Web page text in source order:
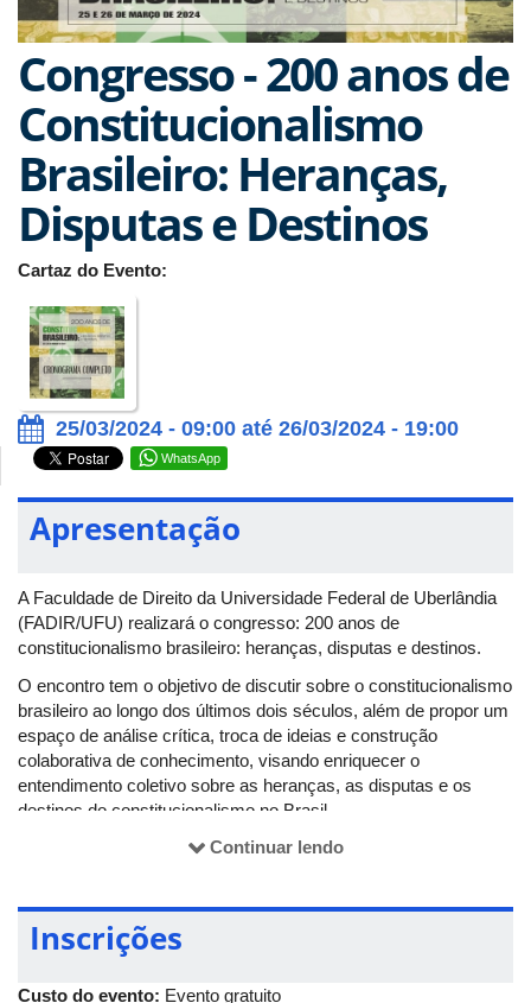
Congresso - 200 anos de
Constitucionalismo
Brasileiro: Heranças,
Disputas e Destinos
Cartaz do Evento:
25/03/2024 - 09:00 até 26/03/2024 - 19:00
WhatsApp
Apresentação
A Faculdade de Direito da Universidade Federal de Uberlândia
(FADIR/UFU) realizará o congresso: 200 anos de
constitucionalismo brasileiro: heranças, disputas e destinos.
O encontro tem o objetivo de discutir sobre o constitucionalismo
brasileiro ao longo dos últimos dois séculos, além de propor um
espaço de análise crítica, troca de ideias e construção
colaborativa de conhecimento, visando enriquecer o
entendimento coletivo sobre as heranças, as disputas e os
destinos do constitucionalismo no Brasil.
O congresso será realizado nos dias 25 e 26 de março, a partir
Programação
25 de março
Continuar lendo
Inscrições
Custo do evento: Evento gratuito